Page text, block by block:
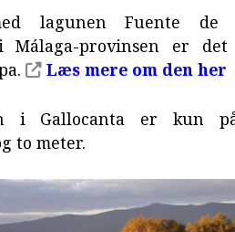
lagunen Fuente de
Málaga-provinsen er
Læs mere om den her
i Gallocanta er kun
to meter.